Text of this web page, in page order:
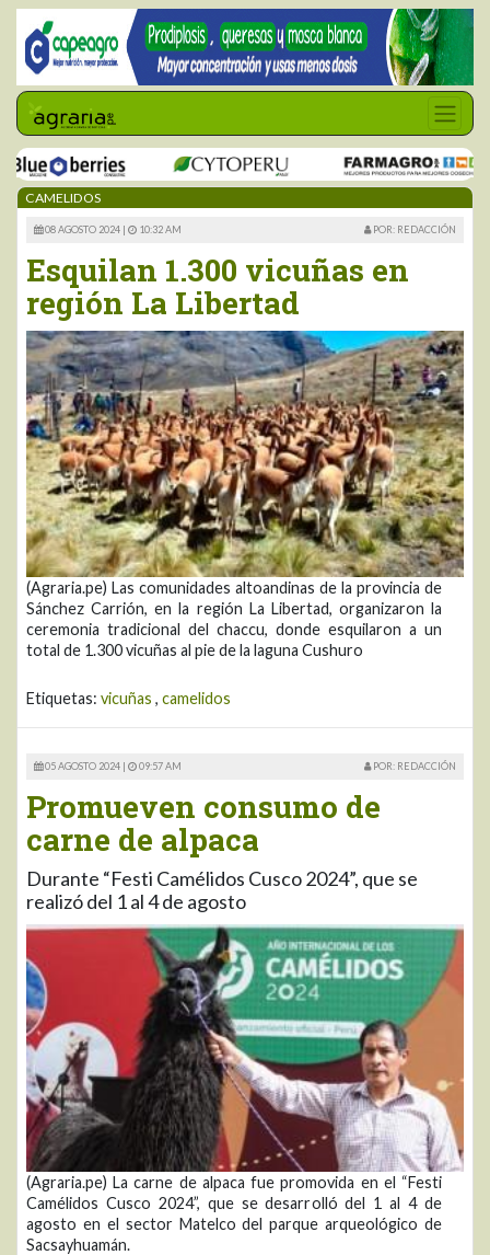
CAMELIDOS
08 AGOSTO 2024 | 10:32 AM POR: REDACCIÓN
Esquilan 1.300 vicuñas en
región La Libertad
(Agraria.pe) Las comunidades altoandinas de la provincia de
Sánchez Carrión, en la región La Libertad, organizaron la
ceremonia tradicional del chaccu, donde esquilaron a un
total de 1.300 vicuñas al pie de la laguna Cushuro
Etiquetas: vicuñas , camelidos
05 AGOSTO 2024 | 09:57 AM POR: REDACCIÓN
Promueven consumo de
carne de alpaca
Durante “Festi Camélidos Cusco 2024”, que se
realizó del 1 al 4 de agosto
(Agraria.pe) La carne de alpaca fue promovida en el “Festi
Camélidos Cusco 2024”, que se desarrolló del 1 al 4 de
agosto en el sector Matelco del parque arqueológico de
Sacsayhuamán.